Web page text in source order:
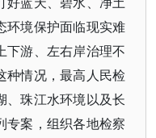
环境保护面临现实难
下游、左右岸治理不
种情况，最高人民检
、珠江水环境以及长
专案，组织各地检察